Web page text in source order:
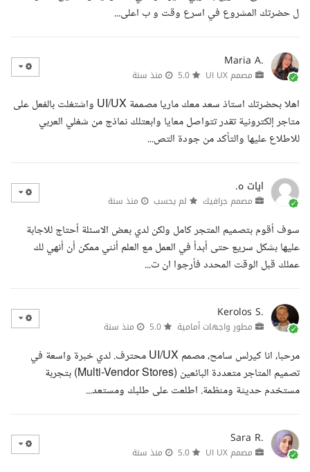
ل حضرتك المشروع في اسرع وقت و ب اعلى...
Maria A.
مصمم UI UX منذ سنة
اهلا بحضرتك استاذ سعد معك ماريا مصممة UI/UX واشتغلت بالفعل على
متاجر إلكترونية تقدر تتواصل معايا وابعتلك نماذج من شغلي العربي
للاطلاع عليها والتأكد من جودة التص...
ايات ه.
مصمم جرافيك لم يحسب منذ سنة
سوف أقوم بتصميم المتجر كامل ولكن لدي بعض الاسئلة أحتاج للاجابة
عليها بشكل سريع حتى أبدأ في العمل مع العلم أنني ممكن أن أنهي لك
عملك قبل الوقت المحدد فأرجوا ان ت...
Kerolos S.
مطور واجهات أمامية منذ سنة
مرحبا، انا كيرلس سامح، مصمم UI/UX محترف. لدي خبرة واسعة في
تصميم المتاجر متعددة البائعين (Multi-Vendor Stores) بتجربة
مستخدم حديثة ومنظمة. اطلعت على طلبك ومستعد...
Sara R.
مصمم UI UX منذ سنة